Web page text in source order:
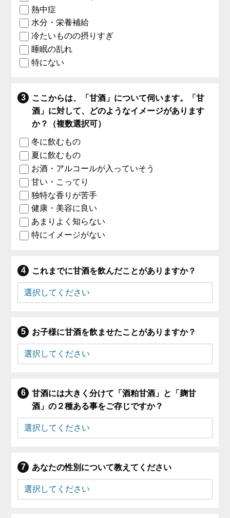
熱中症
水分・栄養補給
冷たいものの摂りすぎ
睡眠の乱れ
特にない
ここからは、「甘酒」について伺います。「甘
酒」に対して、どのようなイメージがあります
か？（複数選択可）
冬に飲むもの
夏に飲むもの
お酒・アルコールが入っていそう
甘い・こってり
独特な香りが苦手
健康・美容に良い
あまりよく知らない
特にイメージがない
これまでに甘酒を飲んだことがありますか？
お子様に甘酒を飲ませたことがありますか？
甘酒には大きく分けて「酒粕甘酒」と「麹甘
酒」の２種ある事をご存じですか？
あなたの性別について教えてください